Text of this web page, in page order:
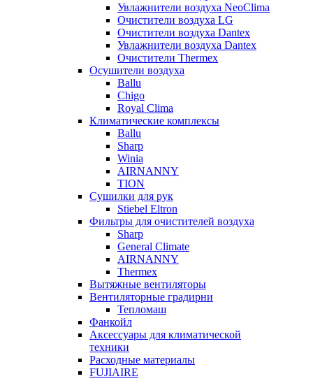
Увлажнители воздуха NeoClima
Очистители воздуха LG
Очистители воздуха Dantex
Увлажнители воздуха Dantex
Очистители Thermex
Осушители воздуха
Ballu
Chigo
Royal Clima
Климатические комплексы
Ballu
Sharp
Winia
AIRNANNY
TION
Сушилки для рук
Stiebel Eltron
Фильтры для очистителей воздуха
Sharp
General Climate
AIRNANNY
Thermex
Вытяжные вентиляторы
Вентиляторные градирни
Тепломаш
Фанкойл
Аксессуары для климатической
техники
Расходные материалы
FUJIAIRE